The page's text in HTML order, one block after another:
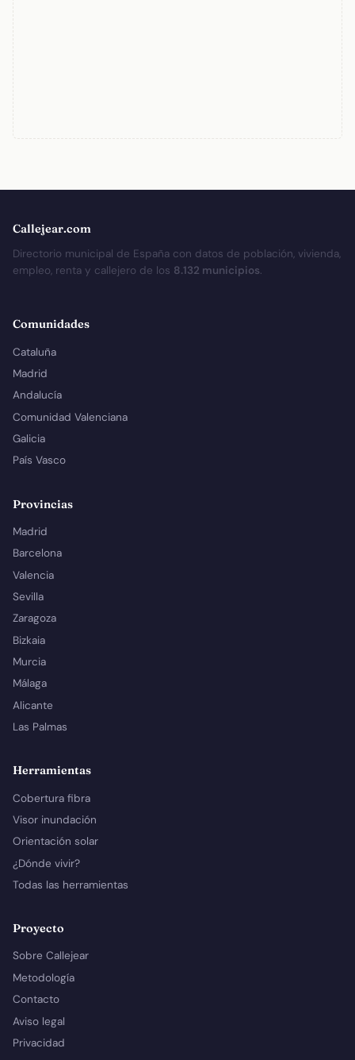
Callejear.com
Directorio municipal de España con datos de población, vivienda,
empleo, renta y callejero de los 8.132 municipios.
Comunidades
Cataluña
Madrid
Andalucía
Comunidad Valenciana
Galicia
País Vasco
Provincias
Madrid
Barcelona
Valencia
Sevilla
Zaragoza
Bizkaia
Murcia
Málaga
Alicante
Las Palmas
Herramientas
Cobertura fibra
Visor inundación
Orientación solar
¿Dónde vivir?
Todas las herramientas
Proyecto
Sobre Callejear
Metodología
Contacto
Aviso legal
Privacidad